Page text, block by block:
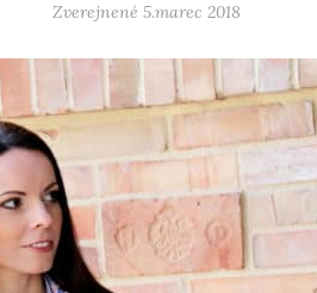
Zverejnené 5.marec 2018